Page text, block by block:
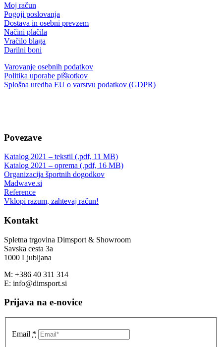
Moj račun
Pogoji poslovanja
Dostava in osebni prevzem
Načini plačila
Vračilo blaga
Darilni boni
Varovanje osebnih podatkov
Politika uporabe piškotkov
Splošna uredba EU o varstvu podatkov (GDPR)
Povezave
Katalog 2021 – tekstil (.pdf, 11 MB)
Katalog 2021 – oprema (.pdf, 16 MB)
Organizacija športnih dogodkov
Madwave.si
Reference
Vklopi razum, zahtevaj račun!
Kontakt
Spletna trgovina Dimsport & Showroom
Savska cesta 3a
1000 Ljubljana
M: +386 40 311 314
E: info@dimsport.si
Prijava na e-novice
Email *